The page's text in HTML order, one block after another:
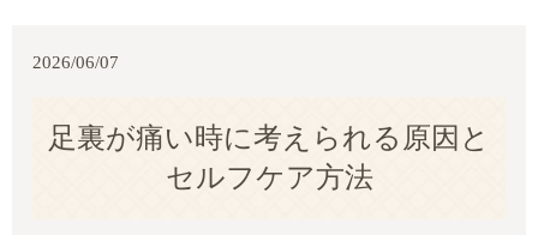
2026/06/07
足裏が痛い時に考えられる原因と
セルフケア方法